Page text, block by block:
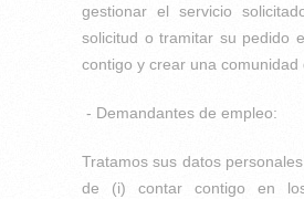
gestionar el servicio
solicitud o tramitar su pedido
contigo y crear una comunidad
- Demandantes de empleo:
Tratamos sus datos
de (i) contar contigo en